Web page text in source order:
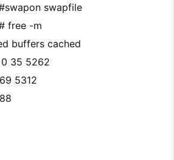
swapfile
free -m
buffers cached
0 35 5262
5312